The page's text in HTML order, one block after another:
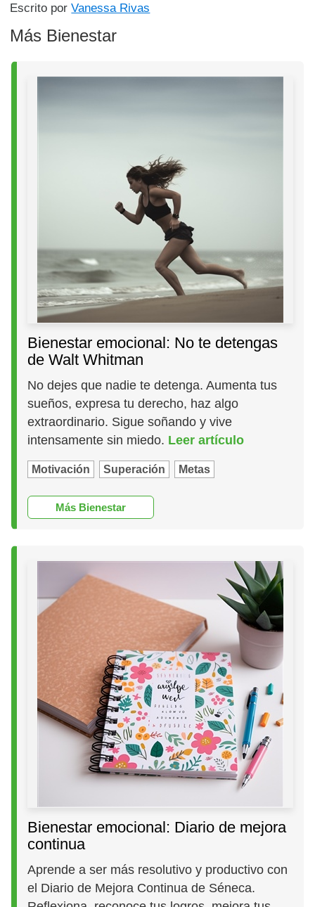
Escrito porVanessa Rivas
Más Bienestar
Bienestar emocional: No te detengas
de Walt Whitman
No dejes que nadie te detenga. Aumenta tus
sueños, expresa tu derecho, haz algo
extraordinario. Sigue soñando y vive
intensamente sin miedo. Leer artículo
Motivación Superación Metas
Más Bienestar
Bienestar emocional: Diario de mejora
continua
Aprende a ser más resolutivo y productivo con
el Diario de Mejora Continua de Séneca.